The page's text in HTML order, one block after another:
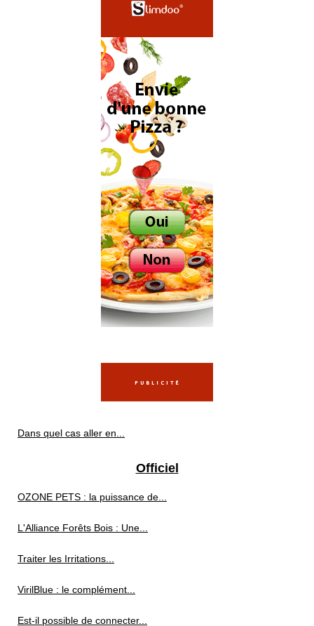
Dans quel cas aller en...
Officiel
OZONE PETS : la puissance de...
L'Alliance Forêts Bois : Une...
Traiter les Irritations...
VirilBlue : le complément...
Est-il possible de connecter...